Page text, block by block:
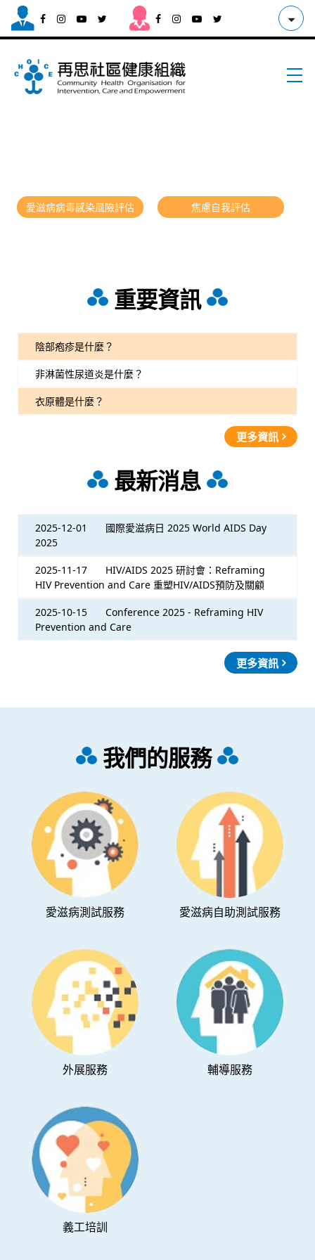
愛滋病病毒感染風險評估 焦慮自我評估
重要資訊
陰部疱疹是什麼？
非淋菌性尿道炎是什麼？
衣原體是什麼？
更多資訊
最新消息
2025-12-01
國際愛滋病日 2025 World AIDS Day
2025
2025-11-17
HIV/AIDS 2025 研討會：Reframing
HIV Prevention and Care 重塑HIV/AIDS預防及關顧
2025-10-15
Conference 2025 - Reframing HIV
Prevention and Care
更多資訊
我們的服務
愛滋病測試服務 愛滋病自助測試服務
外展服務 輔導服務
義工培訓